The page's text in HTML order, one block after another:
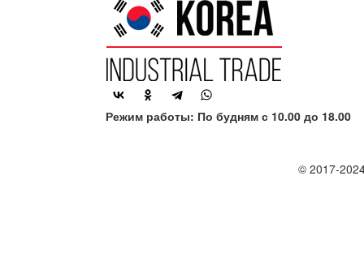
Режим работы: По будням с 10.00 до 18.00
© 2017-